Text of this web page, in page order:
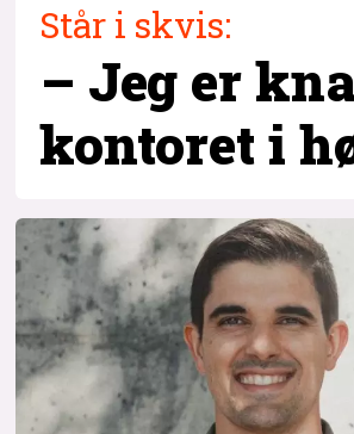
Står i skvis:
– Jeg er
kontoret i